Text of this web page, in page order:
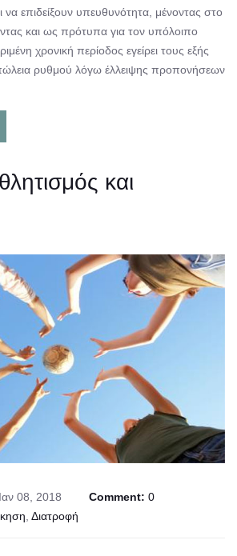
να επιδείξουν υπευθυνότητα, μένοντας στο
και ως πρότυπα για τον υπόλοιπο
χρονική περίοδος εγείρει τους εξής
ρυθμού λόγω έλλειψης προπονήσεων
και
Ιαν 08, 2018 Comment: 0
Διατροφή